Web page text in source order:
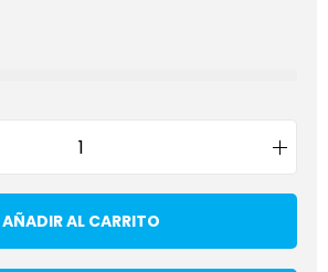
AÑADIR AL CARRITO